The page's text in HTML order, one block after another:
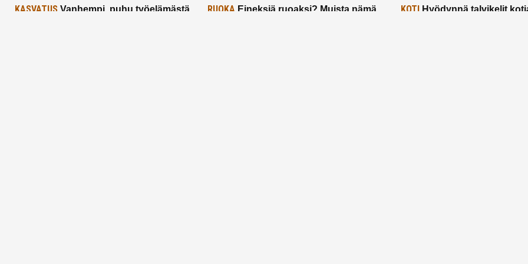
KASVATUS Vanhempi, puhu työelämästä
RUOKA Eineksiä ruoaksi? Muista nämä
KOTIHyödynnä talvikelit